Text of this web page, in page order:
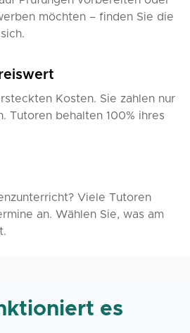
möchten – finden Sie die
Kosten. Sie zahlen nur
Tutoren behalten 100% ihres
Viele Tutoren
an. Wählen Sie, was am
es